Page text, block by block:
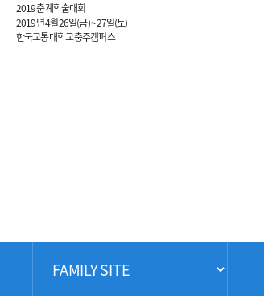
2019 춘계학술대회
2019년 4월 26일(금) ~ 27일(토)
한국교통대학교 충주캠퍼스